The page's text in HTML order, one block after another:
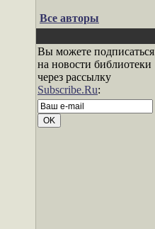
Все авторы
Вы можете подписаться
на новости библиотеки
через рассылку
Subscribe.Ru: